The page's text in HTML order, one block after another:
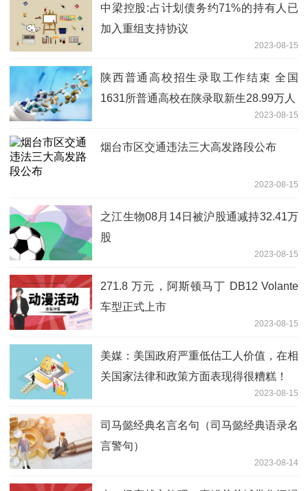
中梁控股:占计划债务约71%的持有人已
加入重组支持协议
2023-08-15
陕西普通高校招生录取工作结束 全国
1631所普通高校在陕录取新生28.99万人
2023-08-15
烟台市区交通违法三大高发路段公布
2023-08-15
之江生物08月14日被沪股通减持32.41万
股
2023-08-15
271.8 万元，阿斯顿马丁 DB12 Volante
车型正式上市
2023-08-15
美媒：美国政府严重低估工人价值，在相
关国家法律和政策方面表现得很糟糕！
2023-08-15
司马懿经典名言名句（司马懿经典语录名
言警句）
2023-08-14